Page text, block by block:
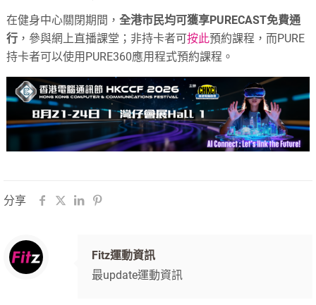
在健身中心關閉期間，全港市民均可獲享PURECAST免費通
行 ，參與網上直播課堂；非持卡者可按此預約課程，而PURE
持卡者可以使用 PURE360應用程式預約課程。
分享
Fitz運動資訊
最update運動資訊